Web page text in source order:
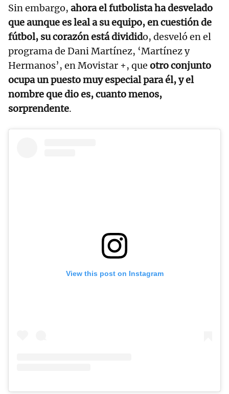
Sin embargo, ahora el futbolista ha desvelado
que aunque es leal a su equipo, en cuestión de
fútbol, su corazón está dividido, desveló en el
programa de Dani Martínez, ‘Martínez y
Hermanos’, en Movistar +, que otro conjunto
ocupa un puesto muy especial para él, y el
nombre que dio es, cuanto menos,
sorprendente.
View this post on Instagram